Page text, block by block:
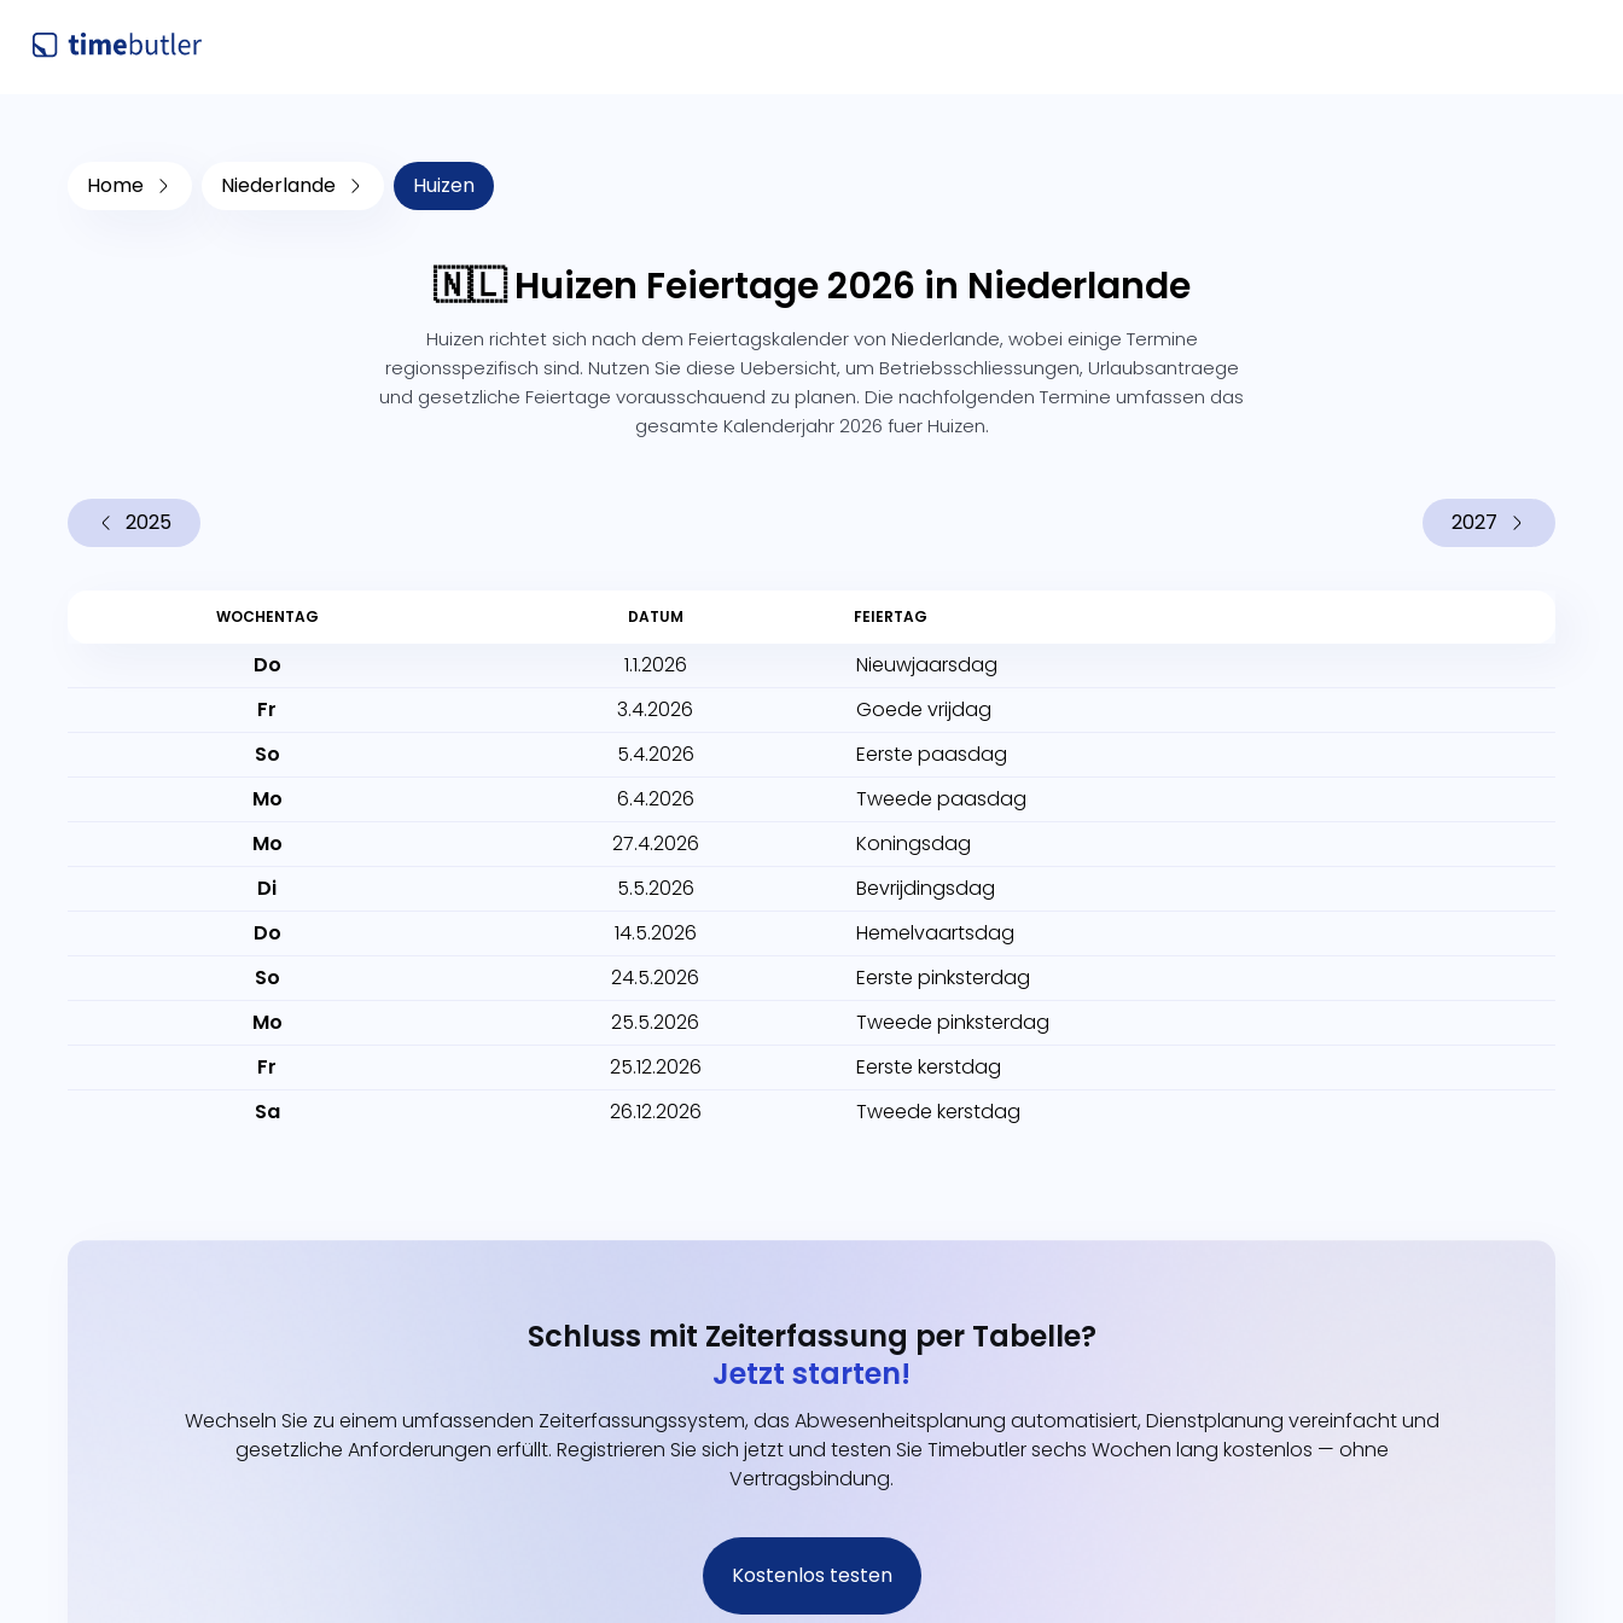
Home Niederlande Huizen
🇳🇱 Huizen Feiertage 2026 in Niederlande
Huizen richtet sich nach dem Feiertagskalender von Niederlande, wobei einige Termine
regionsspezifisch sind. Nutzen Sie diese Uebersicht, um Betriebsschliessungen, Urlaubsantraege
und gesetzliche Feiertage vorausschauend zu planen. Die nachfolgenden Termine umfassen das
gesamte Kalenderjahr 2026 fuer Huizen.
2025 2027
WOCHENTAG DATUM FEIERTAG
Do 1.1.2026
Nieuwjaarsdag
Fr
3.4.2026
Goede vrijdag
So
5.4.2026
Eerste paasdag
Mo
6.4.2026
Tweede paasdag
Mo
27.4.2026
Koningsdag
Di
5.5.2026
Bevrijdingsdag
Do
14.5.2026
Hemelvaartsdag
So
24.5.2026
Eerste pinksterdag
Mo
25.5.2026
Tweede pinksterdag
Fr
25.12.2026
Eerste kerstdag
Sa
26.12.2026 Tweede kerstdag
Schluss mit Zeiterfassung per Tabelle?
Jetzt starten!
Wechseln Sie zu einem umfassenden Zeiterfassungssystem, das Abwesenheitsplanung automatisiert, Dienstplanung vereinfacht und
gesetzliche Anforderungen erfüllt. Registrieren Sie sich jetzt und testen Sie Timebutler sechs Wochen lang kostenlos — ohne
Vertragsbindung.
Kostenlos testen